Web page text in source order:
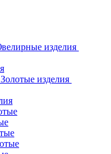
изделия
Золотые изделия